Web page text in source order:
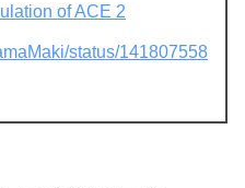
of ACE 2
status/141807558